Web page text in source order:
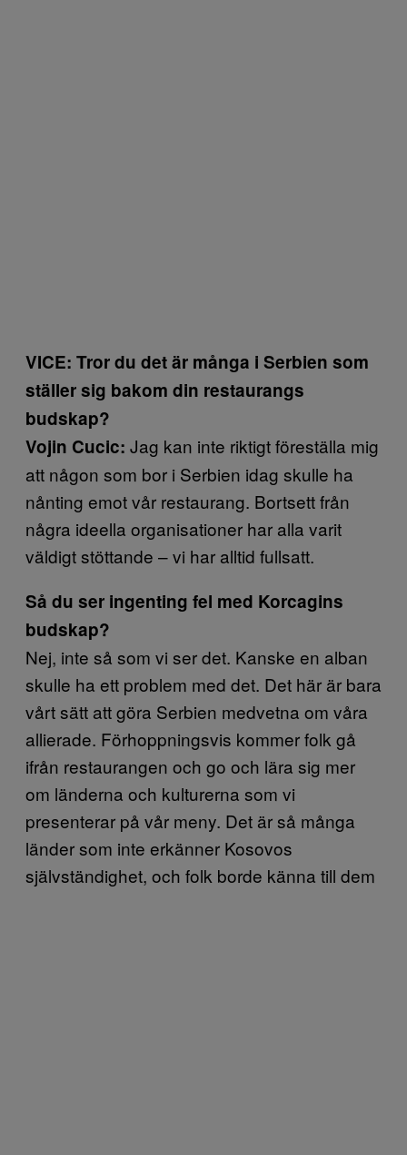
VICE: Tror du det är många i Serbien som
ställer sig bakom din restaurangs
budskap?
Vojin Cucic: Jag kan inte riktigt föreställa mig
att någon som bor i Serbien idag skulle ha
nånting emot vår restaurang. Bortsett från
några ideella organisationer har alla varit
väldigt stöttande – vi har alltid fullsatt.
Så du ser ingenting fel med Korcagins
budskap?
Nej, inte så som vi ser det. Kanske en alban
skulle ha ett problem med det. Det här är bara
vårt sätt att göra Serbien medvetna om våra
allierade. Förhoppningsvis kommer folk gå
ifrån restaurangen och go och lära sig mer
om länderna och kulturerna som vi
presenterar på vår meny. Det är så många
länder som inte erkänner Kosovos
självständighet, och folk borde känna till dem